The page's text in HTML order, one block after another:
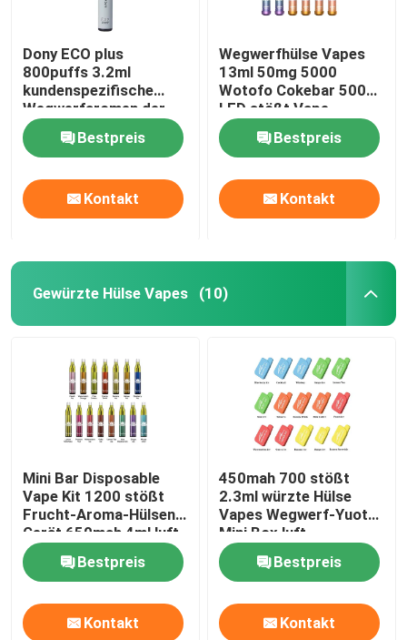
Dony ECO plus
800puffs 3.2ml
kundenspezifische
Wegwerfaromen der
Dampf-Zigaretten-
550mAh der Batterie-
15
Bestpreis
Kontakt
Wegwerfhülse Vapes
13ml 50mg 5000
Wotofo Cokebar 5000
LED stößt Vape-
Ausrüstung luft
Bestpreis
Kontakt
Gewürzte Hülse Vapes (10)
Mini Bar Disposable
Vape Kit 1200 stößt
Frucht-Aroma-Hülsen-
Gerät 650mah 4ml luft
Bestpreis
Kontakt
450mah 700 stößt
2.3ml würzte Hülse
Vapes Wegwerf-Yuoto
Mini Box luft
Bestpreis
Kontakt